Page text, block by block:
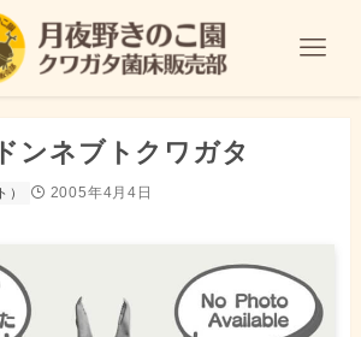
ンネブトクワガタ
） 2005年4月4日